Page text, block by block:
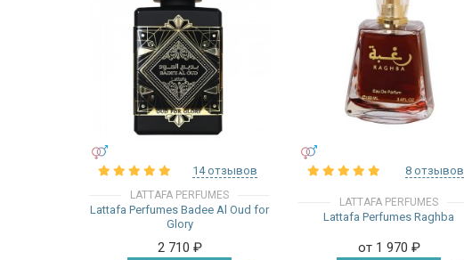
14 отзывов
LATTAFA PERFUMES
Lattafa Perfumes Badee Al Oud for
Glory
2 710 ₽
8 отзывов
LATTAFA PERFUMES
Lattafa Perfumes Raghba
от 1 970 ₽